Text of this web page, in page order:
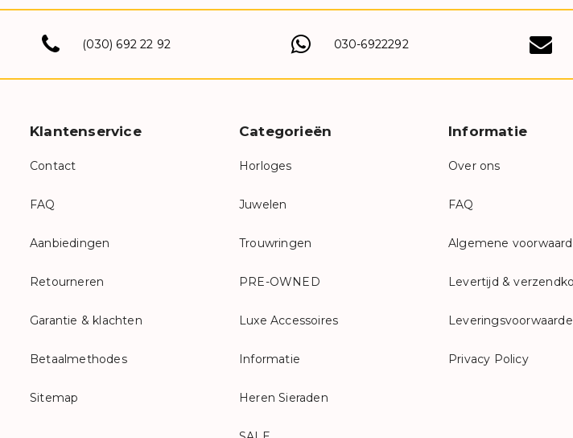
(030) 692 22 92 030-6922292
Klantenservice
Contact
FAQ
Aanbiedingen
Retourneren
Garantie & klachten
Betaalmethodes
Sitemap
Categorieën
Horloges
Juwelen
Trouwringen
PRE-OWNED
Luxe Accessoires
Informatie
Heren Sieraden
Informatie
Over ons
FAQ
Algemene
Levertijd &
Privacy Policy